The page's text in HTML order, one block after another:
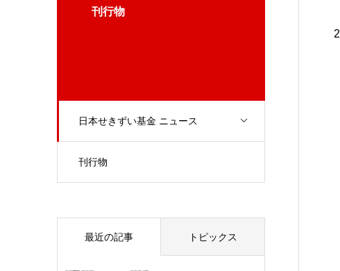
刊行物
日本せきずい基金 ニュース
刊行物
最近の記事 トピックス